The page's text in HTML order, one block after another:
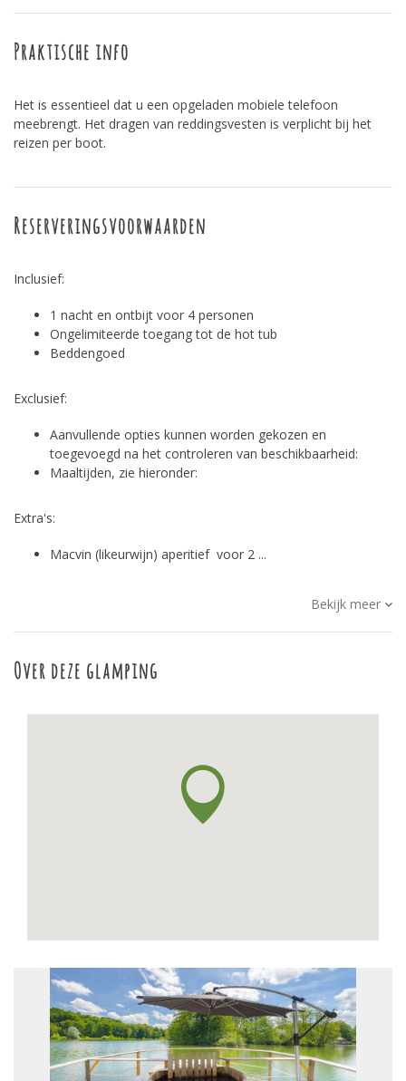
Praktische info
Het is essentieel dat u een opgeladen mobiele telefoon
meebrengt. Het dragen van reddingsvesten is verplicht bij het
reizen per boot.
Reserveringsvoorwaarden
Inclusief:
1 nacht en ontbijt voor 4 personen
Ongelimiteerde toegang tot de hot tub
Beddengoed
Exclusief:
Aanvullende opties kunnen worden gekozen en
toegevoegd na het controleren van beschikbaarheid:
Maaltijden, zie hieronder:
Extra's:
Macvin (likeurwijn) aperitief voor 2 ...
Bekijk meer
Over deze glamping